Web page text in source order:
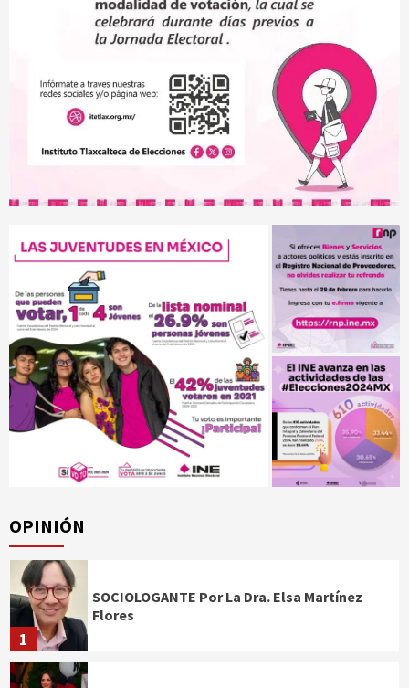
OPINIÓN
1
SOCIOLOGANTE Por La Dra. Elsa Martínez
Flores